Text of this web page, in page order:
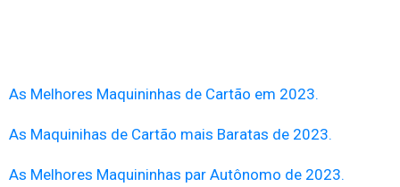
As Melhores Maquininhas de Cartão em 2023.
As Maquinihas de Cartão mais Baratas de 2023.
As Melhores Maquininhas par Autônomo de 2023.